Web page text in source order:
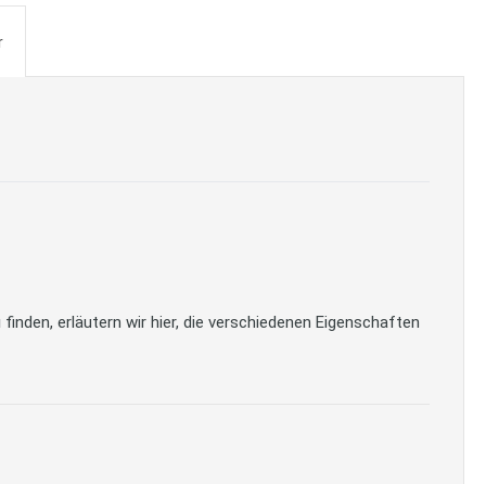
erläutern wir hier, die verschiedenen Eigenschaften